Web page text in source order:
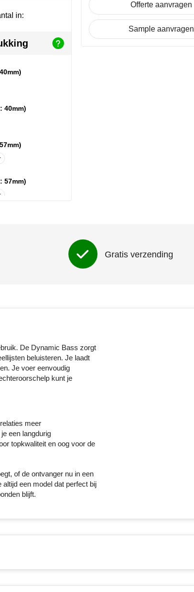
in:
40mm)
57mm)
Offerte aanvragen
Sample aanvragen
Gratis verzending
De Dynamic Bass zorgt
beluisteren. Je laadt
Je voer eenvoudig
kunt je
meer
een langdurig
topkwaliteit en oog voor de
of de ontvanger nu in een
een model dat perfect bij
blijft.